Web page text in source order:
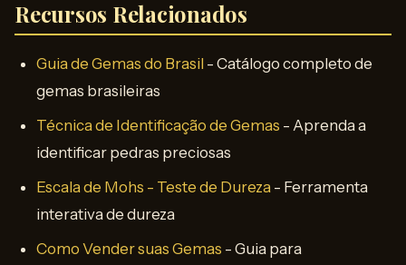
Recursos Relacionados
Guia de Gemas do Brasil - Catálogo completo de
gemas brasileiras
Técnica de Identificação de Gemas - Aprenda a
identificar pedras preciosas
Escala de Mohs - Teste de Dureza - Ferramenta
interativa de dureza
Como Vender suas Gemas - Guia para